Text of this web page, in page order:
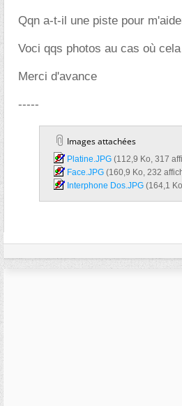
Qqn a-t-il une piste pour
Voci qqs photos au cas où
Merci d'avance
-----
Images attachées
Platine.JPG‎ (112,9 Ko, 317
Face.JPG‎ (160,9 Ko, 232
Interphone Dos.JPG‎ (164,1